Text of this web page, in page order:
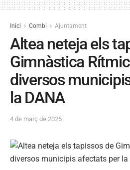
Inici Combi Ajuntament
Altea neteja els
Gimnàstica
diversos
la DANA
4 de març de 2025